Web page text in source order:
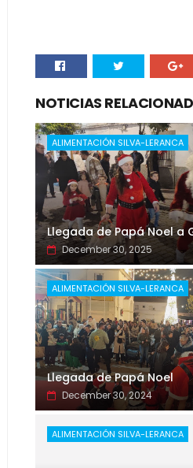
NOTICIAS
ALIMENTACIÓN SILVA-LERANCA
Llegada de Papá Noel a
December 30, 2025
ALIMENTACIÓN SILVA-LERANCA
Llegada de Papá Noel
December 30, 2024
ALIMENTACIÓN SILVA-LERANCA